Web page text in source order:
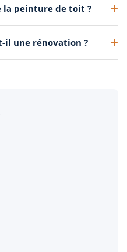
la tuile.
la peinture de toit ?
local.
une rénovation ?